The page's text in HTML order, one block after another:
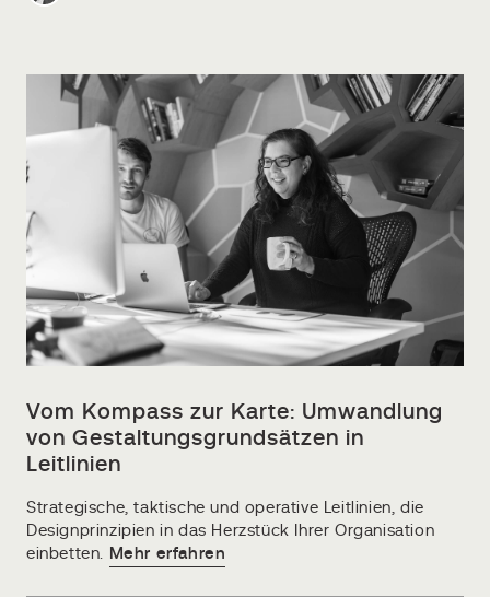
Vom Kompass zur Karte: Umwandlung
von Gestaltungsgrundsätzen in
Leitlinien
Strategische, taktische und operative Leitlinien, die
Designprinzipien in das Herzstück Ihrer Organisation
einbetten.
Mehr erfahren